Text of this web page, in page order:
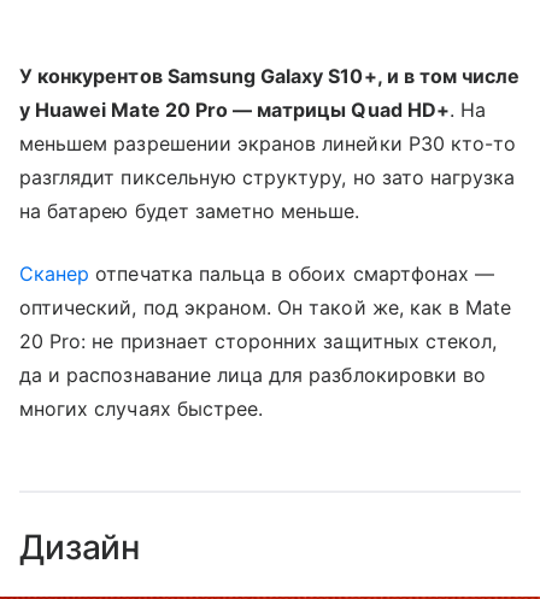
У конкурентов Samsung Galaxy S10+, и в том числе
у Huawei Mate 20 Pro — матрицы Quad HD+. На
меньшем разрешении экранов линейки P30 кто-то
разглядит пиксельную структуру, но зато нагрузка
на батарею будет заметно меньше.
Сканер отпечатка пальца в обоих смартфонах —
оптический, под экраном. Он такой же, как в Mate
20 Pro: не признает сторонних защитных стекол,
да и распознавание лица для разблокировки во
многих случаях быстрее.
Дизайн